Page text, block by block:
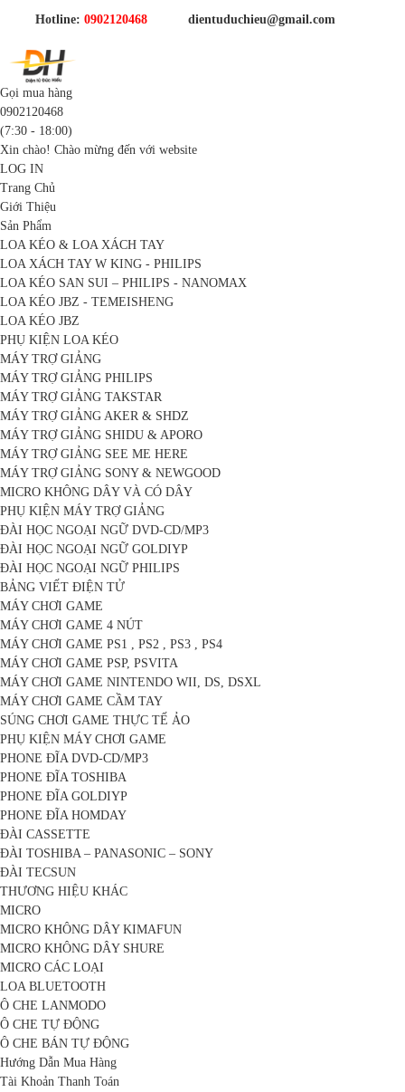
Hotline: 0902120468 dientuduchieu@gmail.com
Gọi mua hàng
0902120468
(7:30 - 18:00)
Xin chào! Chào mừng đến với website
LOG IN
Trang Chủ
Giới Thiệu
Sản Phẩm
LOA KÉO & LOA XÁCH TAY
LOA XÁCH TAY W KING - PHILIPS
LOA KÉO SAN SUI – PHILIPS - NANOMAX
LOA KÉO JBZ - TEMEISHENG
LOA KÉO JBZ
PHỤ KIỆN LOA KÉO
MÁY TRỢ GIẢNG
MÁY TRỢ GIẢNG PHILIPS
MÁY TRỢ GIẢNG TAKSTAR
MÁY TRỢ GIẢNG AKER & SHDZ
MÁY TRỢ GIẢNG SHIDU & APORO
MÁY TRỢ GIẢNG SEE ME HERE
MÁY TRỢ GIẢNG SONY & NEWGOOD
MICRO KHÔNG DÂY VÀ CÓ DÂY
PHỤ KIỆN MÁY TRỢ GIẢNG
ĐÀI HỌC NGOẠI NGỮ DVD-CD/MP3
ĐÀI HỌC NGOẠI NGỮ GOLDIYP
ĐÀI HỌC NGOẠI NGỮ PHILIPS
BẢNG VIẾT ĐIỆN TỬ
MÁY CHƠI GAME
MÁY CHƠI GAME 4 NÚT
MÁY CHƠI GAME PS1 , PS2 , PS3 , PS4
MÁY CHƠI GAME PSP, PSVITA
MÁY CHƠI GAME NINTENDO WII, DS, DSXL
MÁY CHƠI GAME CẦM TAY
SÚNG CHƠI GAME THỰC TẾ ẢO
PHỤ KIỆN MÁY CHƠI GAME
PHONE ĐĨA DVD-CD/MP3
PHONE ĐĨA TOSHIBA
PHONE ĐĨA GOLDIYP
PHONE ĐĨA HOMDAY
ĐÀI CASSETTE
ĐÀI TOSHIBA – PANASONIC – SONY
ĐÀI TECSUN
THƯƠNG HIỆU KHÁC
MICRO
MICRO KHÔNG DÂY KIMAFUN
MICRO KHÔNG DÂY SHURE
MICRO CÁC LOẠI
LOA BLUETOOTH
Ô CHE LANMODO
Ô CHE TỰ ĐỘNG
Ô CHE BÁN TỰ ĐỘNG
Hướng Dẫn Mua Hàng
Tài Khoản Thanh Toán